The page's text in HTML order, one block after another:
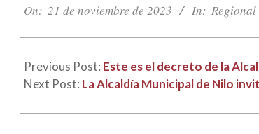
11-
On: 21 de noviembre de 2023 In: Regional
Previous Post: Este es el decreto de la
Next Post: La Alcaldía Municipal de Nilo